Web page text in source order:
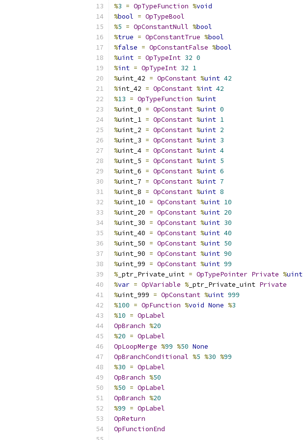
%3 = OpTypeFunction %void
%bool = OpTypeBool
%5 = OpConstantNull %bool
%true = OpConstantTrue %bool
%false = OpConstantFalse %bool
%uint = OpTypeInt 32 0
%int = OpTypeInt 32 1
%uint_42 = OpConstant %uint 42
%int_42 = OpConstant %int 42
%13 = OpTypeFunction %uint
%uint_0 = OpConstant %uint 0
%uint_1 = OpConstant %uint 1
%uint_2 = OpConstant %uint 2
%uint_3 = OpConstant %uint 3
%uint_4 = OpConstant %uint 4
%uint_5 = OpConstant %uint 5
%uint_6 = OpConstant %uint 6
%uint_7 = OpConstant %uint 7
%uint_8 = OpConstant %uint 8
%uint_10 = OpConstant %uint 10
%uint_20 = OpConstant %uint 20
%uint_30 = OpConstant %uint 30
%uint_40 = OpConstant %uint 40
%uint_50 = OpConstant %uint 50
%uint_90 = OpConstant %uint 90
%uint_99 = OpConstant %uint 99
% _ptr_Private_uint = OpTypePointer Private %uint
%var = OpVariable % _ptr_Private_uint Private
%uint_999 = OpConstant %uint 999
%100 = OpFunction %void None %3
%10 = OpLabel
OpBranch %20
%20 = OpLabel
OpLoopMerge %99 %50 None
OpBranchConditional %5 %30 %99
%30 = OpLabel
OpBranch %50
%50 = OpLabel
OpBranch %20
%99 = OpLabel
OpReturn
OpFunctionEnd